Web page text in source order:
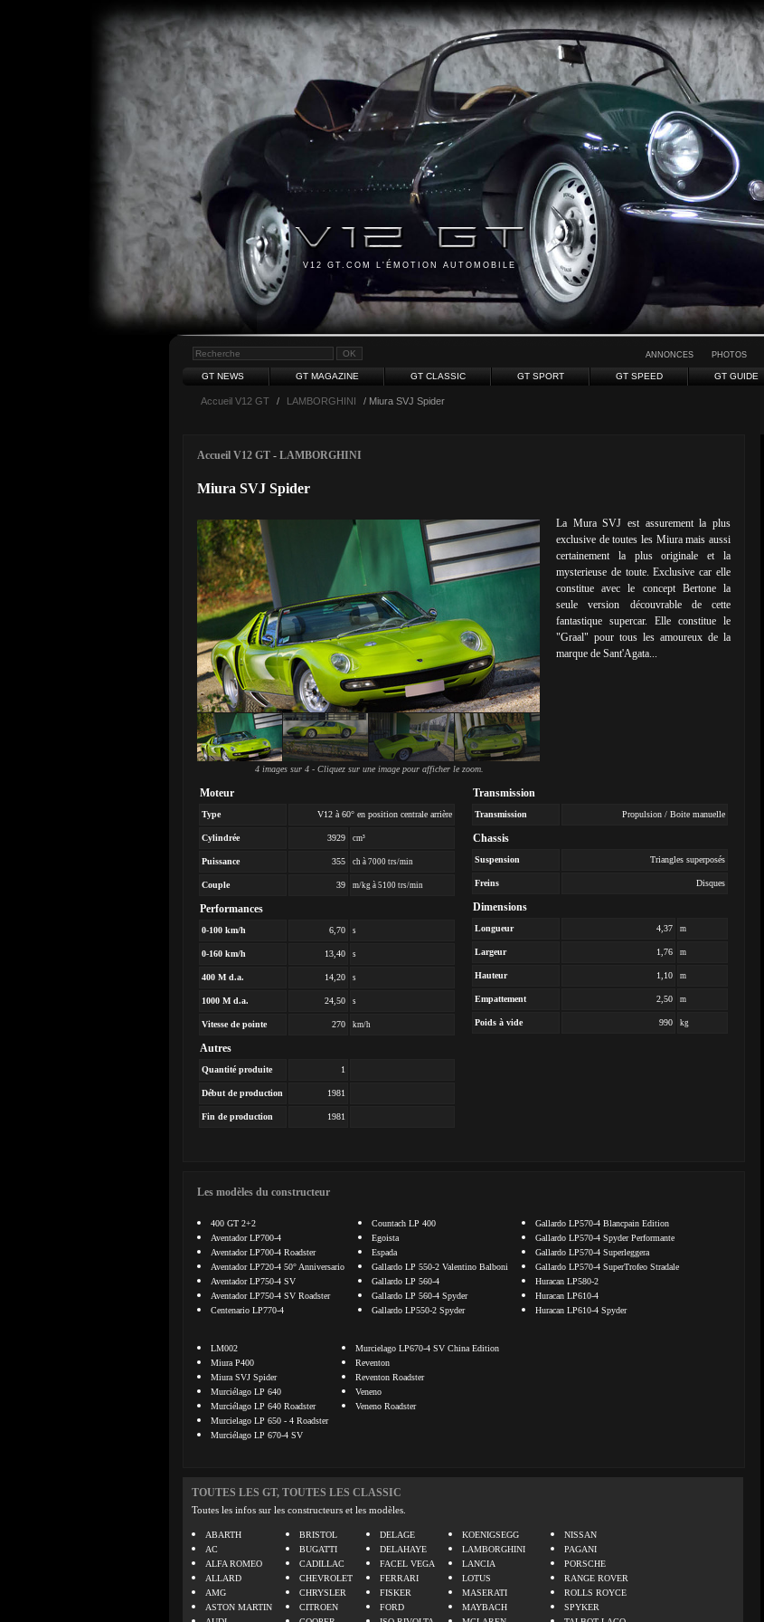
V12 GT.COM L'ÉMOTION AUTOMOBILE
ANNONCES PHOTOS
GT NEWS GT MAGAZINE GT CLASSIC GT SPORT GT SPEED GT GUIDE
Accueil V12 GT / LAMBORGHINI / Miura SVJ Spider
Accueil V12 GT - LAMBORGHINI
Miura SVJ Spider
4 images sur 4 - Cliquez sur une image pour afficher le zoom.
La Mura SVJ est assurement la plus
exclusive de toutes les Miura mais aussi
certainement la plus originale et la
mysterieuse de toute. Exclusive car elle
constitue avec le concept Bertone la
seule version découvrable de cette
fantastique supercar. Elle constitue le
"Graal" pour tous les amoureux de la
marque de Sant'Agata...
Moteur
Type V12 à 60° en position centrale arrière
Cylindrée 3929 cm³
Puissance 355 ch à 7000 trs/min
Couple 39 m/kg à 5100 trs/min
Performances
0-100 km/h 6,70 s
0-160 km/h 13,40 s
400 M d.a. 14,20 s
1000 M d.a. 24,50 s
Vitesse de pointe 270 km/h
Autres
Quantité produite 1
Début de production 1981
Fin de production 1981
Transmission
Transmission Propulsion / Boite manuelle
Chassis
Suspension Triangles superposés
Freins Disques
Dimensions
Longueur 4,37 m
Largeur 1,76 m
Hauteur 1,10 m
Empattement 2,50 m
Poids à vide 990 kg
Les modèles du constructeur
400 GT 2+2
Aventador LP700-4
Aventador LP700-4 Roadster
Aventador LP720-4 50° Anniversario
Aventador LP750-4 SV
Aventador LP750-4 SV Roadster
Centenario LP770-4
Countach LP 400
Egoista
Espada
Gallardo LP 550-2 Valentino Balboni
Gallardo LP 560-4
Gallardo LP 560-4 Spyder
Gallardo LP550-2 Spyder
Gallardo LP570-4 Blancpain Edition
Gallardo LP570-4 Spyder Performante
Gallardo LP570-4 Superleggera
Gallardo LP570-4 SuperTrofeo Stradale
Huracan LP580-2
Huracan LP610-4
Huracan LP610-4 Spyder
LM002
Miura P400
Miura SVJ Spider
Murciélago LP 640
Murciélago LP 640 Roadster
Murcielago LP 650 - 4 Roadster
Murciélago LP 670-4 SV
Murcielago LP670-4 SV China Edition
Reventon
Reventon Roadster
Veneno
Veneno Roadster
TOUTES LES GT, TOUTES LES CLASSIC
Toutes les infos sur les constructeurs et les modèles.
ABARTH
AC
ALFA ROMEO
ALLARD
AMG
ASTON MARTIN
BRISTOL
BUGATTI
CADILLAC
CHEVROLET
CHRYSLER
CITROEN
DELAGE
DELAHAYE
FACEL VEGA
FERRARI
FISKER
FORD
KOENIGSEGG
LAMBORGHINI
LANCIA
LOTUS
MASERATI
MAYBACH
NISSAN
PAGANI
PORSCHE
RANGE ROVER
ROLLS ROYCE
SPYKER